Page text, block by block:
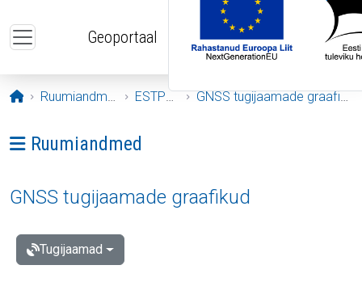
Geoportaal
Avaleht
Ruumiandmed ESTPOS GNSS tugijaamade graafikud
Ava menüü: Ruumiandmed
Ruumiandmed
GNSS tugijaamade graafikud
Tugijaamad